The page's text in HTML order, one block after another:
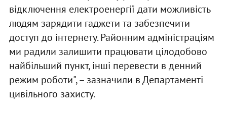
відключення електроенергії дати можливість
людям зарядити гаджети та забезпечити
доступ до інтернету. Районним адміністраціям
ми радили залишити працювати цілодобово
найбільший пункт, інші перевести в денний
режим роботи", – зазначили в Департаменті
цивільного захисту.